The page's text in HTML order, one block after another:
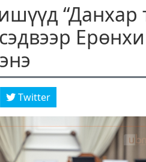
“Данхар
Twitter